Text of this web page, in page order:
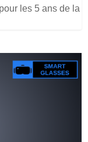
les 5 ans de la